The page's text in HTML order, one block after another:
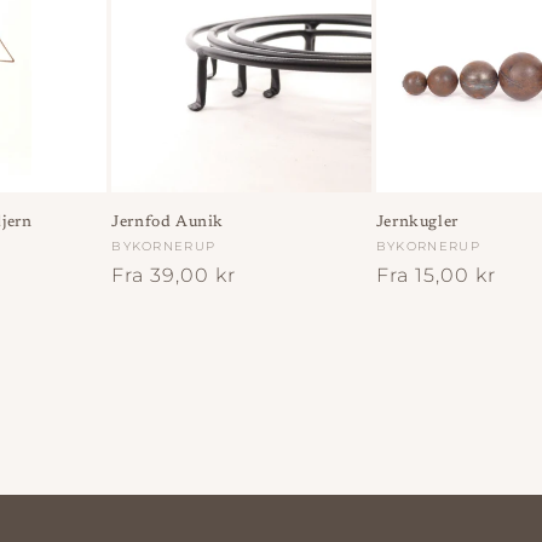
Jernfod Aunik
Forhandler:
BYKORNERUP
Normalpris
Fra 39,00 kr
Jernkugler
Forhandler:
BYKORNERUP
Normalpris
Fra 15,00 kr